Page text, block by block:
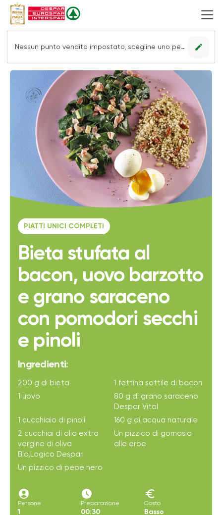
Nessun punto vendita impostato, scegline uno per vedere le offerte. edit
PIATTI UNICI COMPLETI
Bieta stufata al
bacon, uovo barzotto
e grano saraceno
con pomodori secchi
e pinoli
Ingredienti:
200 g di bieta
1 fettina sottile di bacon
1 uovo
80 g di grano saraceno
Despar Vital
1 cucchiaio di pinoli
160 g di acqua naturale
2 cucchiai di olio extra
vergine di oliva
Bio,Logico Despar
Un pizzico di gomasio
alle erbe
Un pizzico di pepe nero
account_circle
Persone
1
access_time_filled
Preparazione
00:30
euro
Costo
Basso